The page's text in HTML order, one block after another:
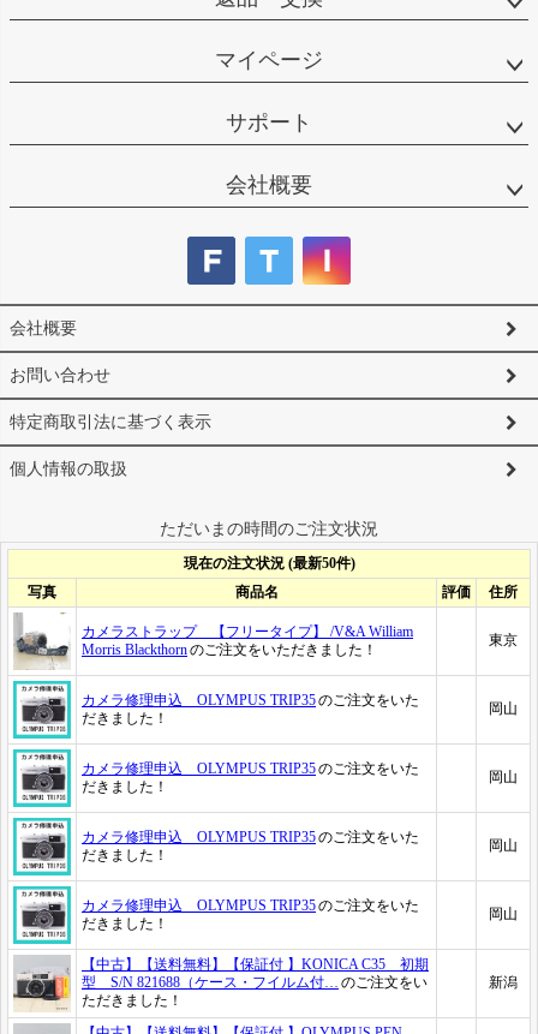
マイページ
サポート
会社概要
会社概要
お問い合わせ
特定商取引法に基づく表示
個人情報の取扱
ただいまの時間のご注文状況